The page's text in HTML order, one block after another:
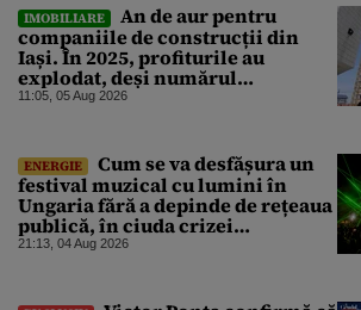
IMOBILIARE
An de aur pentru
companiile de construcții din
Iași. În 2025, profiturile au
explodat, deși numărul
angajaților a scăzut
11:05, 05 Aug 2026
ENERGIE
Cum se va desfășura un
festival muzical cu lumini în
Ungaria fără a depinde de rețeaua
publică, în ciuda crizei
energetice
21:13, 04 Aug 2026